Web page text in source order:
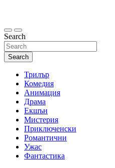
Search
Search
Трилър
Комедия
Анимация
Драма
Екшън
Мистерия
Приключенски
Романтични
Ужас
Фантастика